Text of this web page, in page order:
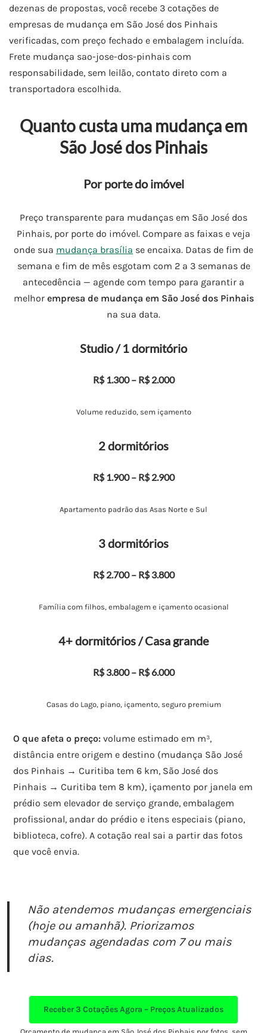
dezenas de propostas, você recebe 3 cotações de
empresas de mudança em São José dos Pinhais
verificadas, com preço fechado e embalagem incluída.
Frete mudança sao-jose-dos-pinhais com
responsabilidade, sem leilão, contato direto com a
transportadora escolhida.
Quanto custa uma mudança em
São José dos Pinhais
Por porte do imóvel
Preço transparente para mudanças em São José dos
Pinhais, por porte do imóvel. Compare as faixas e veja
onde sua mudança brasília se encaixa. Datas de fim de
semana e fim de mês esgotam com 2 a 3 semanas de
antecedência — agende com tempo para garantir a
melhor empresa de mudança em São José dos Pinhais
na sua data.
Studio / 1 dormitório
R$ 1.300 – R$ 2.000
Volume reduzido, sem içamento
2 dormitórios
R$ 1.900 – R$ 2.900
Apartamento padrão das Asas Norte e Sul
3 dormitórios
R$ 2.700 – R$ 3.800
Família com filhos, embalagem e içamento ocasional
4+ dormitórios / Casa grande
R$ 3.800 – R$ 6.000
Casas do Lago, piano, içamento, seguro premium
O que afeta o preço: volume estimado em m³,
distância entre origem e destino (mudança São José
dos Pinhais → Curitiba tem 6 km, São José dos
Pinhais → Curitiba tem 8 km), içamento por janela em
prédio sem elevador de serviço grande, embalagem
profissional, andar do prédio e itens especiais (piano,
biblioteca, cofre). A cotação real sai a partir das fotos
que você envia.
Não atendemos mudanças emergenciais
(hoje ou amanhã). Priorizamos
mudanças agendadas com 7 ou mais
dias.
Receber3 Cotações Agora – Preços Atualizados